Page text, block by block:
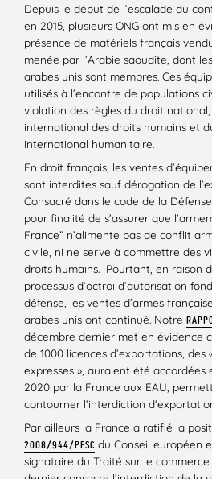
Depuis le début de l’escalade du
en 2015, plusieurs ONG ont mis en
présence de matériels français
menée par l’Arabie saoudite, dont
arabes unis sont membres. Ces
utilisés à l’encontre de populations
violation des règles du droit
international des droits humains et
international humanitaire.
En droit français, les ventes
sont interdites sauf dérogation de
Consacré dans le code de la
pour finalité de s’assurer que
France” n’alimente pas de conflit
civile, ni ne serve à commettre des
droits humains. Pourtant, en raison
processus d’octroi d’autorisation
défense, les ventes d’armes
arabes unis ont continué. Notre
décembre dernier met en évidence
de 1000 licences d’exportations, des
expresses », auraient été accordées
2020 par la France aux EAU,
contourner l’interdiction
Par ailleurs la France a ratifié la
2008/944/PESC du Conseil européen
signataire du Traité sur le commerce